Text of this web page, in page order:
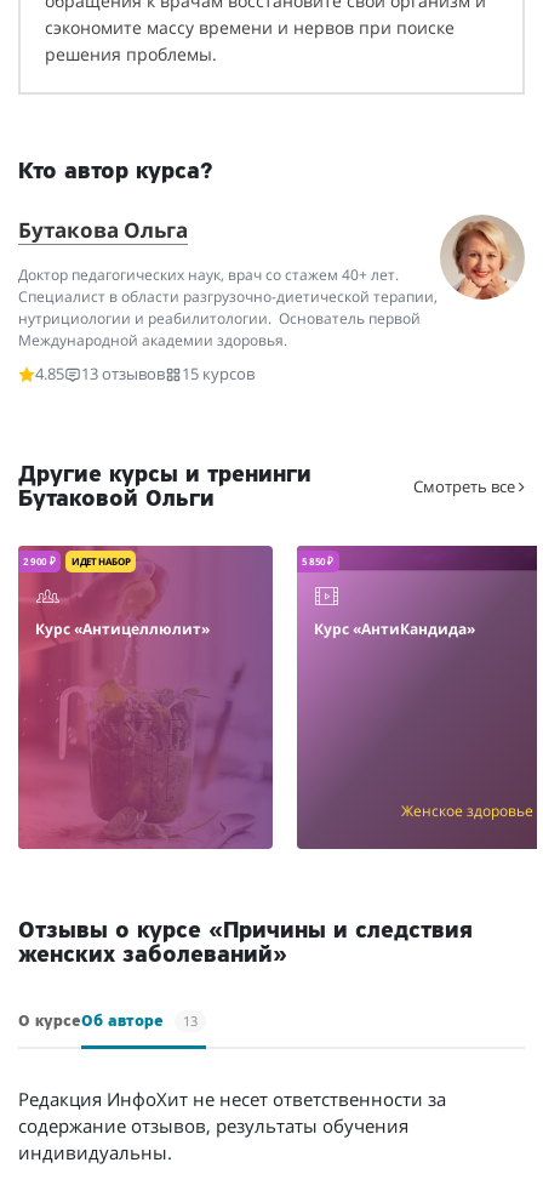
сэкономите массу времени и нервов при поиске
решения проблемы.
Кто автор курса?
Бутакова Ольга
Доктор педагогических наук, врач со стажем 40+ лет.
Специалист в области разгрузочно-диетической терапии,
нутрициологии и реабилитологии. Основатель первой
Международной академии здоровья.
4.85
13 отзывов 15 курсов
Другие курсы и тренинги
Бутаковой Ольги
Смотреть все
2 900 ₽ ИДЕТ НАБОР
Курс «Антицеллюлит»
5 850 ₽
Курс «АнтиКандида»
Женское здоровье
Отзывы о курсе «Причины и следствия
женских заболеваний»
О курсеОб авторе 13
Редакция ИнфоХит не несет ответственности за
содержание отзывов, результаты обучения
индивидуальны.